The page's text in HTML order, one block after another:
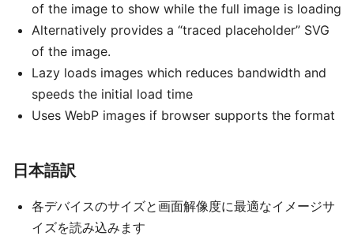
of the image to show while the full image is loading
Alternatively provides a “traced placeholder” SVG
of the image.
Lazy loads images which reduces bandwidth and
speeds the initial load time
Uses WebP images if browser supports the format
日本語訳
各デバイスのサイズと画面解像度に最適なイメージサ
イズを読み込みます